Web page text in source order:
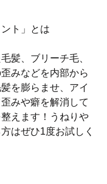
ント」とは
髪、ブリーチ毛、
みなどを内部から
を膨らませ、アイ
みや癖を解消して
えます！うねりや
はぜひ1度お試しく